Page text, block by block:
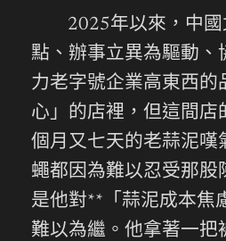
2025年以來，中
點、辦事立異為驅動
力老字號企業高東西的
心」的店裡，但這間
個月又七天的老蒜泥嘆
蠅都因為難以忍受那股
是他對**「蒜泥成本焦
難以為繼。他拿著一把